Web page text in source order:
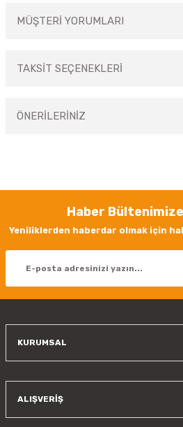
MÜŞTERİ YORUMLARI
TAKSİT SEÇENEKLERİ
ÖNERİLERİNİZ
Görüş ve önerileriniz için teşekkür ederiz.
Ürün resmi kalitesiz, bozuk veya
Ürün bilgilerinde hatalar bulunuyor.
Haber
Yeniliklerden haberdar olmak için
KURUMSAL
ALIŞVERİŞ